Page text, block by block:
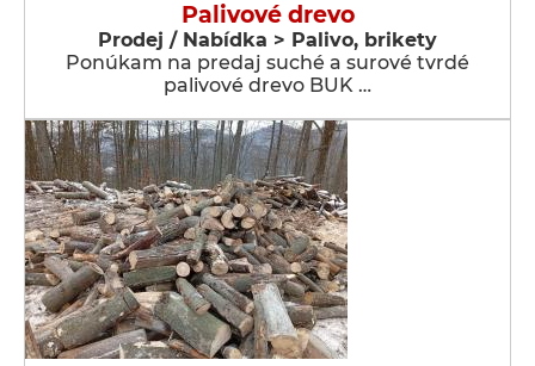
Palivové drevo
Prodej / Nabídka > Palivo, brikety
Ponúkam na predaj suché a surové tvrdé
palivové drevo BUK …